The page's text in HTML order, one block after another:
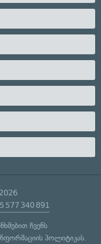
577 340 891
ჩვენს
პოლიტიკას.